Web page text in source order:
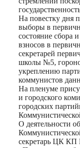
На повестку дня
выборы в
состояние сбора
взносов в
секретарей
школы №5,
укреплению
коммунистов
На пленуме
и городского
городских
О деятельности
секретарь ЦК